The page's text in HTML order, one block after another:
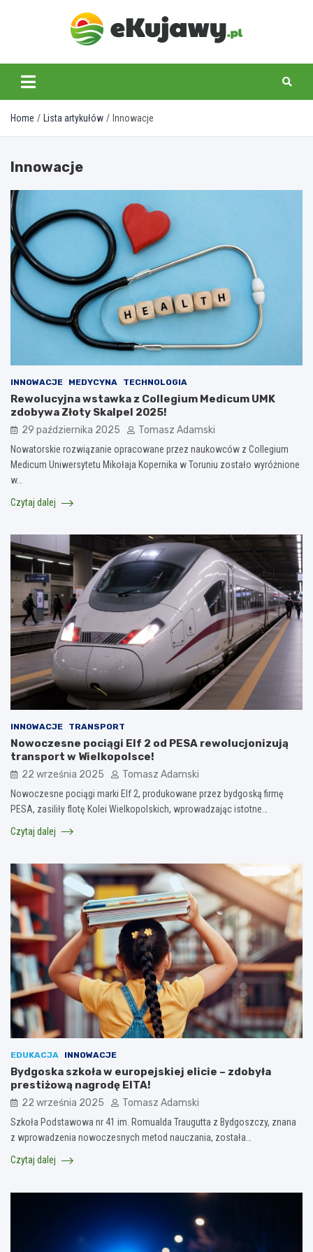
ekujawy.pl
Home Lista artykułów Innowacje
Innowacje
INNOWACJE MEDYCYNA TECHNOLOGIA
Rewolucyjna wstawka z Collegium Medicum UMK
zdobywa Złoty Skalpel 2025!
29 października 2025 Tomasz Adamski
Nowatorskie rozwiązanie opracowane przez naukowców z Collegium
Medicum Uniwersytetu Mikołaja Kopernika w Toruniu zostało wyróżnione
w…
Czytaj dalej
INNOWACJE TRANSPORT
Nowoczesne pociągi Elf 2 od PESA rewolucjonizują
transport w Wielkopolsce!
22 września 2025 Tomasz Adamski
Nowoczesne pociągi marki Elf 2, produkowane przez bydgoską firmę
PESA, zasiliły flotę Kolei Wielkopolskich, wprowadzając istotne…
Czytaj dalej
EDUKACJA INNOWACJE
Bydgoska szkoła w europejskiej elicie – zdobyła
prestiżową nagrodę EITA!
22 września 2025 Tomasz Adamski
Szkoła Podstawowa nr 41 im. Romualda Traugutta z Bydgoszczy, znana
z wprowadzenia nowoczesnych metod nauczania, została…
Czytaj dalej